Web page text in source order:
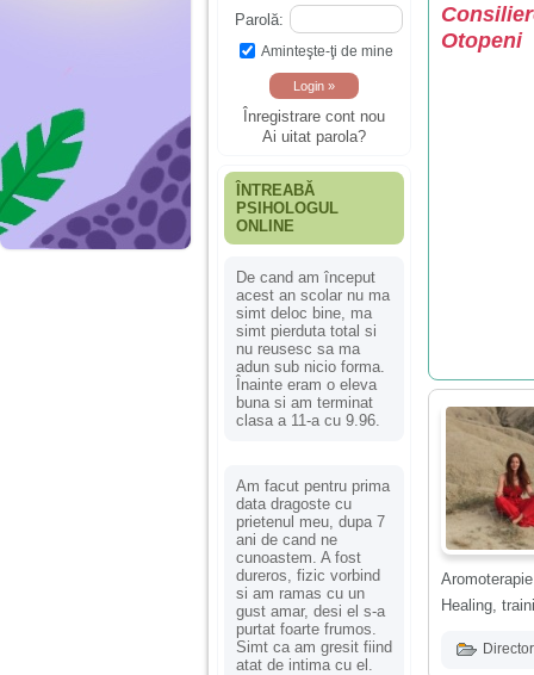
Parolă:
Aminteşte-ţi de mine
Înregistrare cont nou
Ai uitat parola?
ÎNTREABĂ
PSIHOLOGUL
ONLINE
De cand am început
acest an scolar nu ma
simt deloc bine, ma
simt pierduta total si
nu reusesc sa ma
adun sub nicio forma.
Înainte eram o eleva
buna si am terminat
clasa a 11-a cu 9.96.
Am facut pentru prima
data dragoste cu
prietenul meu, dupa 7
ani de cand ne
cunoastem. A fost
dureros, fizic vorbind
si am ramas cu un
gust amar, desi el s-a
purtat foarte frumos.
Simt ca am gresit fiind
atat de intima cu el.
Otopeni
Healing,